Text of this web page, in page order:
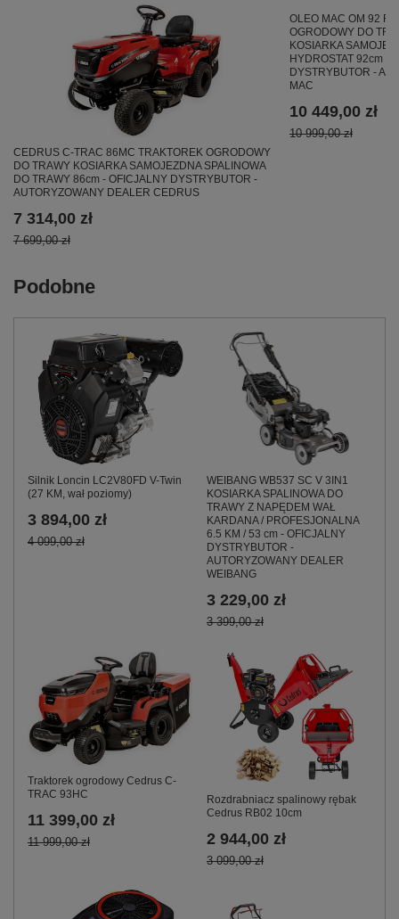
CEDRUS C-TRAC 86MC TRAKTOREK OGRODOWY
DO TRAWY KOSIARKA SAMOJEZDNA SPALINOWA
DO TRAWY 86cm - OFICJALNY DYSTRYBUTOR -
AUTORYZOWANY DEALER CEDRUS
7 314,00 zł
7 699,00 zł
OLEO MAC OM 92 R/
OGRODOWY DO
KOSIARKA
HYDROSTAT 92cm
DYSTRYBUTOR -
MAC
10 449,00 zł
10 999,00 zł
Podobne
Silnik Loncin LC2V80FD V-Twin
(27 KM, wał poziomy)
3 894,00 zł
4 099,00 zł
WEIBANG WB537 SC V 3IN1
KOSIARKA SPALINOWA DO
TRAWY Z NAPĘDEM WAŁ
KARDANA / PROFESJONALNA
6.5 KM / 53 cm - OFICJALNY
DYSTRYBUTOR -
AUTORYZOWANY DEALER
WEIBANG
3 229,00 zł
3 399,00 zł
Traktorek ogrodowy Cedrus C-
TRAC 93HC
11 399,00 zł
11 999,00 zł
Rozdrabniacz spalinowy rębak
Cedrus RB02 10cm
2 944,00 zł
3 099,00 zł